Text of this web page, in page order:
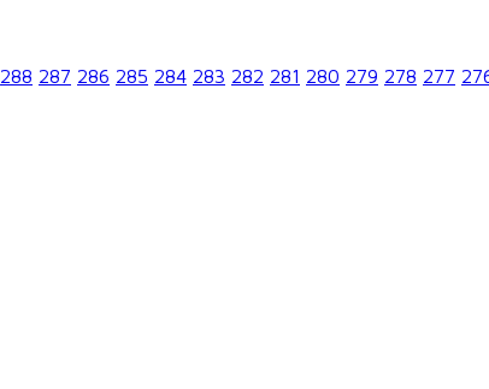
288 287 286 285 284 283 282 281 280 279 278 277